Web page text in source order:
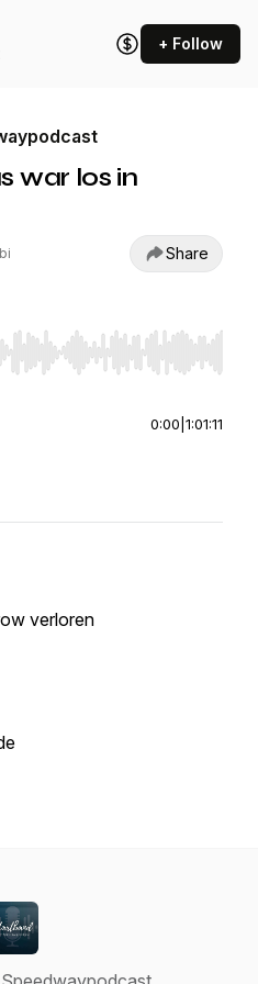
+ Follow
war los in
Share
to seek, Home/End to jump to
0:00 1:01:11
verloren